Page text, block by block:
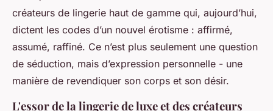
créateurs de lingerie haut de gamme qui, aujourd’hui,
dictent les codes d’un nouvel érotisme : affirmé,
assumé, raffiné. Ce n’est plus seulement une question
de séduction, mais d’expression personnelle - une
manière de revendiquer son corps et son désir.
L'essor de la lingerie de luxe et des créateurs